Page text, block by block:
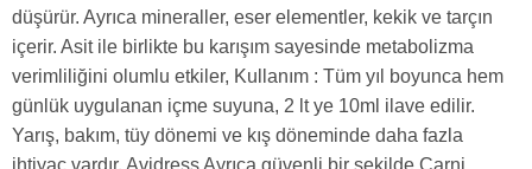
düşürür. Ayrıca mineraller, eser elementler, kekik ve tarçın
içerir. Asit ile birlikte bu karışım sayesinde metabolizma
verimliliğini olumlu etkiler, Kullanım : Tüm yıl boyunca hem
günlük uygulanan içme suyuna, 2 lt ye 10ml ilave edilir.
Yarış, bakım, tüy dönemi ve kış döneminde daha fazla